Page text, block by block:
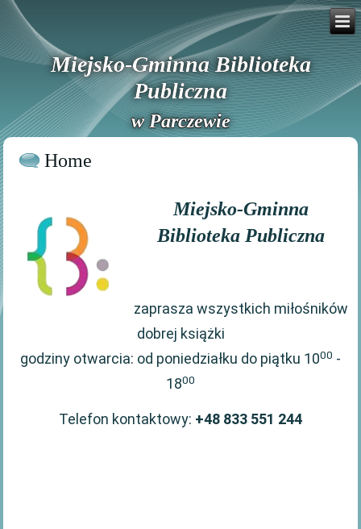
Miejsko-Gminna Biblioteka
Publiczna
w Parczewie
Home
Miejsko-Gminna
Biblioteka Publiczna
zaprasza wszystkich miłośników
dobrej książki
godziny otwarcia: od poniedziałku do piątku 1000 -
1800
Telefon kontaktowy: +48 833 551 244